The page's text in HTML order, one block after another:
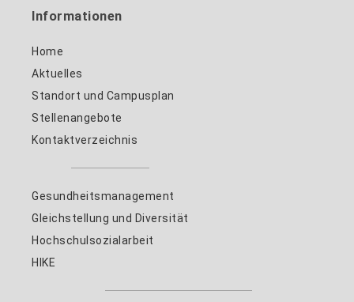
Informationen
Home
Aktuelles
Standort und Campusplan
Stellenangebote
Kontaktverzeichnis
Gesundheitsmanagement
Gleichstellung und Diversität
Hochschulsozialarbeit
HIKE